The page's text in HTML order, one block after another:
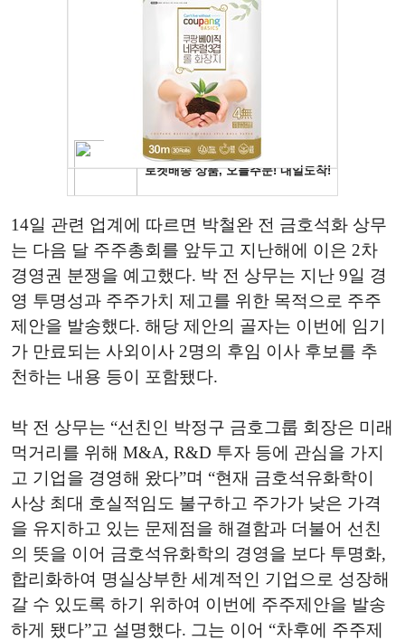
14일 관련 업계에 따르면 박철완 전 금호석화 상무
는 다음 달 주주총회를 앞두고 지난해에 이은 2차
경영권 분쟁을 예고했다. 박 전 상무는 지난 9일 경
영 투명성과 주주가치 제고를 위한 목적으로 주주
제안을 발송했다. 해당 제안의 골자는 이번에 임기
가 만료되는 사외이사 2명의 후임 이사 후보를 추
천하는 내용 등이 포함됐다.
박 전 상무는 “선친인 박정구 금호그룹 회장은 미래
먹거리를 위해 M&A, R&D 투자 등에 관심을 가지
고 기업을 경영해 왔다”며 “현재 금호석유화학이
사상 최대 호실적임도 불구하고 주가가 낮은 가격
을 유지하고 있는 문제점을 해결함과 더불어 선친
의 뜻을 이어 금호석유화학의 경영을 보다 투명화,
합리화하여 명실상부한 세계적인 기업으로 성장해
갈 수 있도록 하기 위하여 이번에 주주제안을 발송
하게 됐다”고 설명했다. 그는 이어 “차후에 주주제